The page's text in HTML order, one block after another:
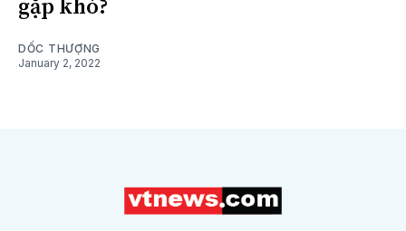
gặp khó?
DỐC THƯỢNG
January 2, 2022